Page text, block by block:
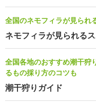
全国のネモフィラが見られ
ネモフィラが見られる
全国各地のおすすめ潮干狩
るもの採り方のコツも
潮干狩りガイド